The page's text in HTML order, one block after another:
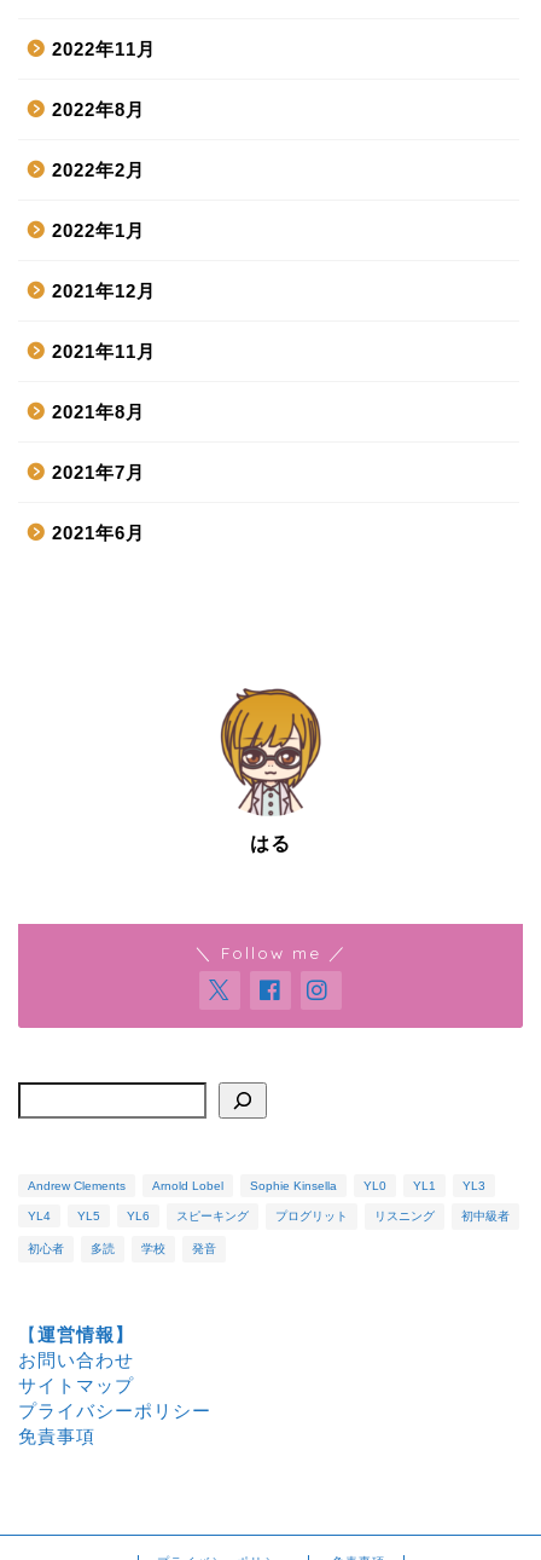
2022年11月
2022年8月
2022年2月
2022年1月
2021年12月
2021年11月
2021年8月
2021年7月
2021年6月
はる
＼ Follow me ／
Andrew Clements Arnold Lobel Sophie Kinsella YL0 YL1 YL3
YL4 YL5 YL6 スピーキング プログリット リスニング 初中級者
初心者 多読 学校 発音
【運営情報】
お問い合わせ
サイトマップ
プライバシーポリシー
免責事項